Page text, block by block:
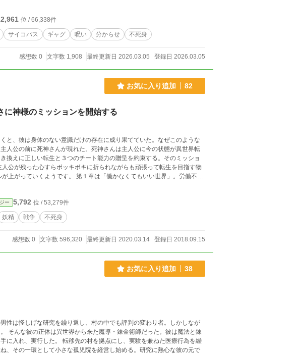
位 / 66,338件
サイコパス ギャグ 呪い 分からせ 不死身
感想数 0 文字数 1,908 最終更新日 2026.03.05 登録日 2026.03.05
お気に入り追加 82
に神様のミッションを開始する
、彼は身体のない意識だけの存在に成り果てていた。なぜこのような
人公の前に死神さんが現れた。死神さんは主人公に今の状態が異世界転
換えに正しい転生と３つのチート能力の贈呈を約束する。そのミッショ
「働かなくてもいい世界」。労働不要
キューピッド大作戦」。世界を救うため、とある二人の恋仲を成就させ
ー 5,792 位 / 53,279件
妖精 戦争 不死身
感想数 0 文字数 596,320 最終更新日 2020.03.14 登録日 2018.09.15
お気に入り追加 38
性は怪しげな研究を繰り返し、村の中でも評判の変わり者。しかしなが
そんな彼の正体は異世界から来た魔導・錬金術師だった。彼は魔法と錬
に入れ、実行した。 転移先の村を拠点にし、実験を兼ねた医療行為を繰
、その一環として小さな孤児院を経営し始める。研究に熱心な彼の元で